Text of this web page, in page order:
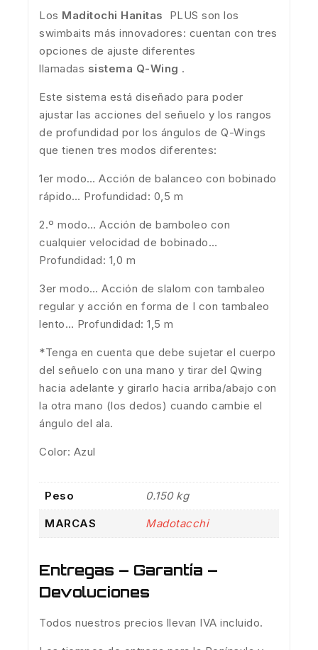
Los Maditochi Hanitas PLUS son los
swimbaits más innovadores: cuentan con tres
opciones de ajuste diferentes
llamadas sistema Q-Wing .
Este sistema está diseñado para poder
ajustar las acciones del señuelo y los rangos
de profundidad por los ángulos de Q-Wings
que tienen tres modos diferentes:
1er modo… Acción de balanceo con bobinado
rápido… Profundidad: 0,5 m
2.º modo… Acción de bamboleo con
cualquier velocidad de bobinado…
Profundidad: 1,0 m
3er modo… Acción de slalom con tambaleo
regular y acción en forma de I con tambaleo
lento… Profundidad: 1,5 m
*Tenga en cuenta que debe sujetar el cuerpo
del señuelo con una mano y tirar del Qwing
hacia adelante y girarlo hacia arriba/abajo con
la otra mano (los dedos) cuando cambie el
ángulo del ala.
Color: Azul
Peso 0.150 kg
MARCAS Madotacchi
Entregas – Garantía –
Devoluciones
Todos nuestros precios llevan IVA incluido.